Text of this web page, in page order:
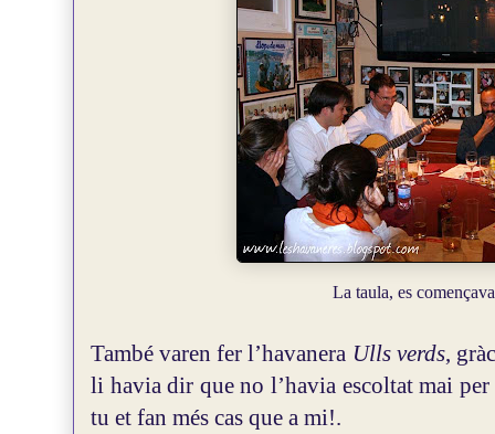
La taula, es
També varen fer l’havanera Ulls verds,
li havia dir que no l’havia escoltat mai
tu et fan més cas que a mi!.